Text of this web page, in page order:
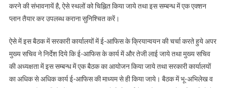
करने की संभावनायें है, ऐसे स्थलों को चिह्नित किया जाये तथा इस सम्बन्ध में एक एक्शन
प्लान तैयार कर उपलब्ध कराना सुनिश्चित करें।
ऐसे में इस बैठक में सरकारी कार्यालयों में ई-आफिस के क्रियान्वयन की चर्चा करते हुये अपर
मुख्य सचिव ने निर्देश दिये कि ई-आफिस के कार्य में और तेजी लाई जाये तथा मुख्य सचिव
की अध्यक्षता में इस सम्बन्ध में एक बैठक का आयोजन किया जाये तथा सरकारी कार्यालयों
का अधिक से अधिक कार्य ई-आफिस की माध्यम से ही किया जाये। बैठक में भू-अभिलेख व